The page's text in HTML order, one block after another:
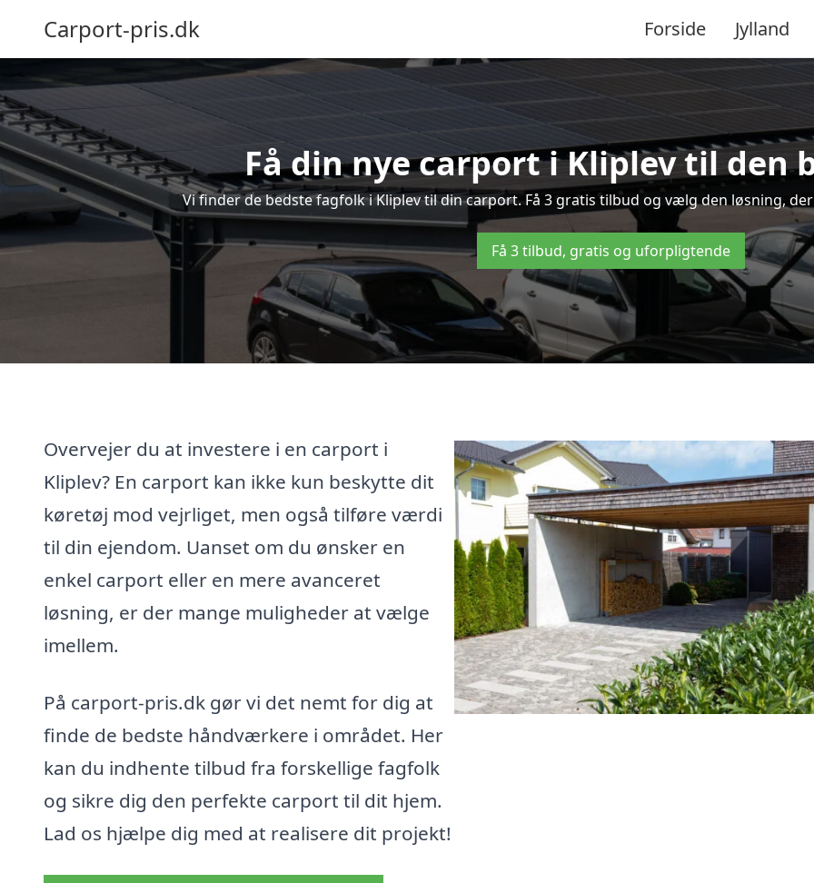
Carport-pris.dk Forside Jylland
Få din nye carport i Kliplev til den
Vi finder de bedste fagfolk i Kliplev til din carport. Få 3 gratis tilbud og vælg den løsning,
Få 3 tilbud, gratis og uforpligtende
Overvejer du at investere i en carport i
Kliplev? En carport kan ikke kun beskytte dit
køretøj mod vejrliget, men også tilføre værdi
til din ejendom. Uanset om du ønsker en
enkel carport eller en mere avanceret
løsning, er der mange muligheder at vælge
imellem.
På carport-pris.dk gør vi det nemt for dig at
finde de bedste håndværkere i området. Her
kan du indhente tilbud fra forskellige fagfolk
og sikre dig den perfekte carport til dit hjem.
Lad os hjælpe dig med at realisere dit projekt!